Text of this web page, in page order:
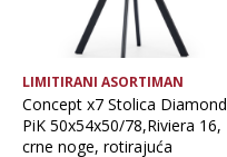
LIMITIRANI ASORTIMAN
Concept x7 Stolica Diamond
PiK 50x54x50/78,Riviera 16,
crne noge, rotirajuća